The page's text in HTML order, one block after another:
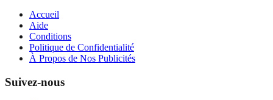
Accueil
Aide
Conditions
Politique de Confidentialité
À Propos de Nos Publicités
Suivez-nous